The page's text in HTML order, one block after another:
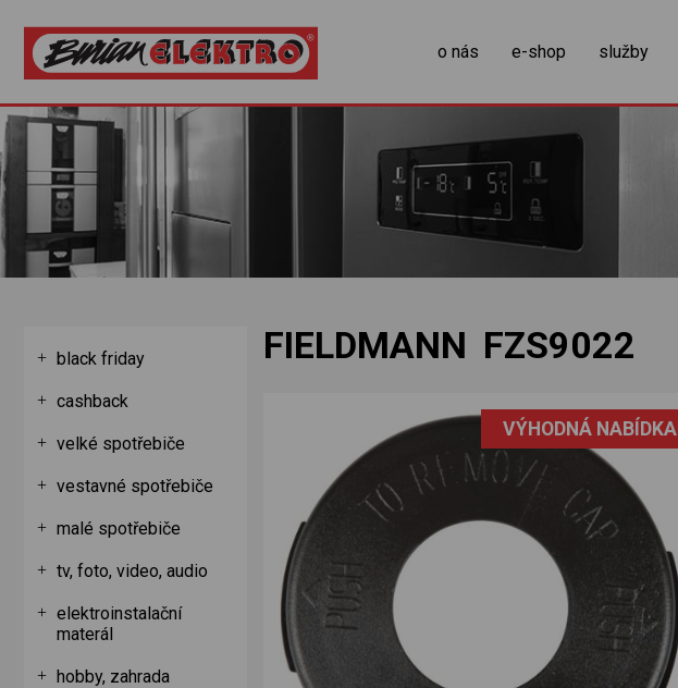
o nás e-shop služby
FIELDMANN FZS9022
VÝHODNÁ
black friday
cashback
velké spotřebiče
vestavné spotřebiče
malé spotřebiče
tv, foto, video, audio
elektroinstalační
materál
hobby, zahrada